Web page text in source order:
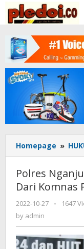
content
Homepage »
Polres
Dari Komnas
2022-10-27
by
-
1647
by admin